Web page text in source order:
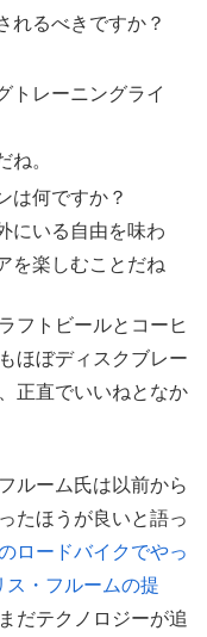
れるべきですか？
トレーニングライ
ね。
は何ですか？
にいる自由を味わ
を楽しむことだね
フトビールとコーヒ
ほぼディスクブレー
正直でいいねとなか
ルーム氏は以前から
たほうが良いと語っ
ロードバイクでやっ
ス・フルームの提
だテクノロジーが追